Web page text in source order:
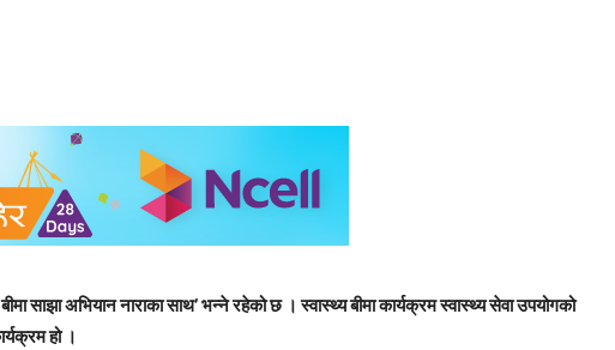
साझा अभियान नाराका साथ’ भन्ने रहेको छ । स्वास्थ्य बीमा कार्यक्रम स्वास्थ्य सेवा उपयोगको
हो ।